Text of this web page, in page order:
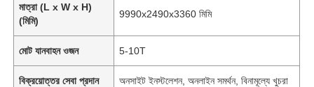
মাত্রা (L x W x H)
(মিমি)
9990x2490x3360 মিমি
মোট যানবাহন ওজন 5-10T
বিক্রয়োত্তর সেবা প্রদান
অনসাইট ইনস্টলেশন, অনলাইন সমর্থন, বিনামূল্যে খুচরা